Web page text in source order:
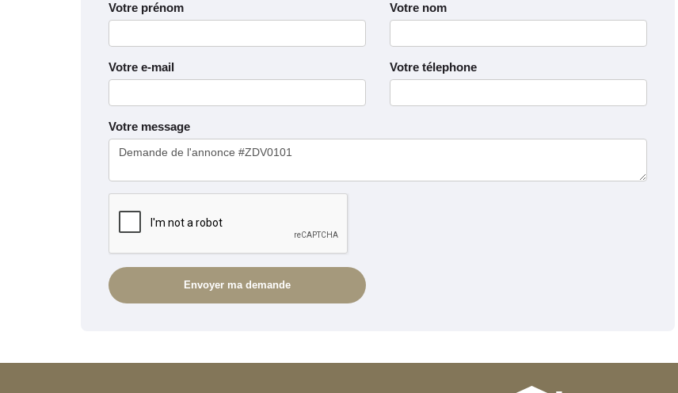
Votre prénom Votre nom
Votre e-mail Votre télephone
Votre message